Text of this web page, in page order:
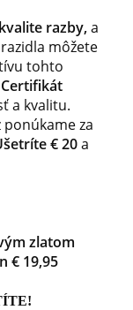
razby,a
môžete
tohto
Certifikát
a kvalitu.
za
€ 20a
zlatom
€ 19,95